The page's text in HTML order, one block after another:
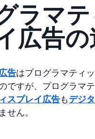
ラマ
広告の
告はプログラマティ
ですが、プログラマ
スプレイ広告もデジ
せん。